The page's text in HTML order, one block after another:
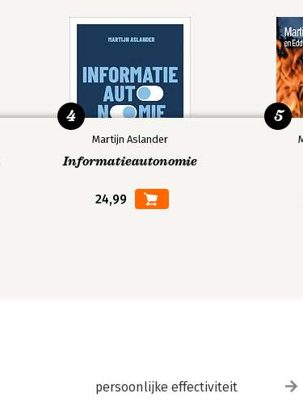
Martijn Aslander
Informatieautonomie
24,99
4 5
persoonlijke effectiviteit